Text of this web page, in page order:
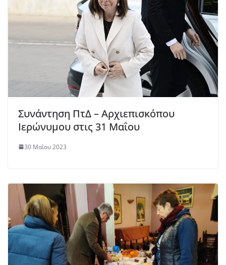
Συνάντηση ΠτΔ – Αρχιεπισκόπου
Ιερώνυμου στις 31 Μαΐου
30 Μαΐου 2023